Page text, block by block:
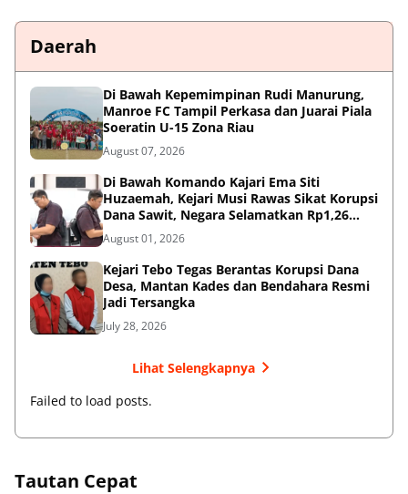
Daerah
Di Bawah Kepemimpinan Rudi Manurung,
Manroe FC Tampil Perkasa dan Juarai Piala
Soeratin U-15 Zona Riau
August 07, 2026
Di Bawah Komando Kajari Ema Siti
Huzaemah, Kejari Musi Rawas Sikat Korupsi
Dana Sawit, Negara Selamatkan Rp1,26
Miliar
August 01, 2026
Kejari Tebo Tegas Berantas Korupsi Dana
Desa, Mantan Kades dan Bendahara Resmi
Jadi Tersangka
July 28, 2026
Lihat Selengkapnya
Failed to load posts.
Tautan Cepat